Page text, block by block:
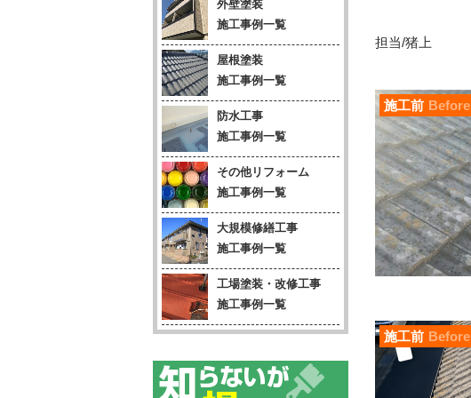
担当/猪上
施工前 Before
施工前 Before
外壁塗装
施工事例一覧
屋根塗装
施工事例一覧
防水工事
施工事例一覧
その他リフォーム
施工事例一覧
大規模修繕工事
施工事例一覧
工場塗装・改修工事
施工事例一覧